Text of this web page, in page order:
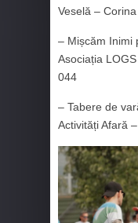
Veselă –
– Mișcăm Inimi
Asociația
044
– Tabere de
Activități Afară